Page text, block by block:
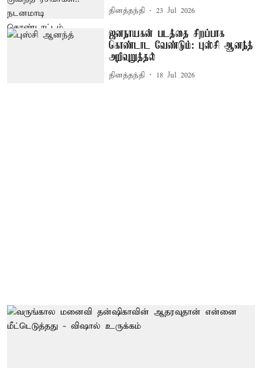
தினத்தந்தி 23 Jul 2026
ஜனநாயகன் படத்தை சிறப்பாக
கொண்டாட வேண்டும்: புஸ்சி ஆனந்த்
அறிவுறுத்தல்
தினத்தந்தி 18 Jul 2026